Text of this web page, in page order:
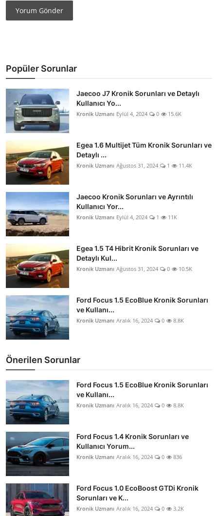
Yorum Gönder
Popüler Sorunlar
Jaecoo J7 Kronik Sorunları ve Detaylı
Kullanıcı Yo...
Kronik Uzmanı Eylül 4, 2024 0 15.6K
Egea 1.6 Multijet Tüm Kronik Sorunları ve
Detaylı ...
Kronik Uzmanı Ağustos 31, 2024 1 11.4K
Jaecoo Kronik Sorunları ve Ayrıntılı
Kullanıcı Yor...
Kronik Uzmanı Eylül 4, 2024 1 11K
Egea 1.5 T4 Hibrit Kronik Sorunları ve
Detaylı Kul...
Kronik Uzmanı Ağustos 31, 2024 0 10.5K
Ford Focus 1.5 EcoBlue Kronik Sorunları
ve Kullanı...
Kronik Uzmanı Aralık 16, 2024 0 8.8K
Önerilen Sorunlar
Ford Focus 1.5 EcoBlue Kronik Sorunları
ve Kullanı...
Kronik Uzmanı Aralık 16, 2024 0 8.8K
Ford Focus 1.4 Kronik Sorunları ve
Kullanıcı Yorum...
Kronik Uzmanı Aralık 16, 2024 0 836
Ford Focus 1.0 EcoBoost GTDi Kronik
Sorunları ve K...
Kronik Uzmanı Aralık 16, 2024 0 3.2K